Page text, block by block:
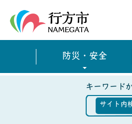
防災・安全
キーワード
サイト内